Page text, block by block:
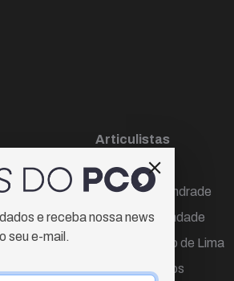
Articulistas
Décio Freire
Dr Marcos Andrade
Hamilton Trindade
Igor Carvalho de Lima
Mario Campos
e receba nossa news
seu e-mail.